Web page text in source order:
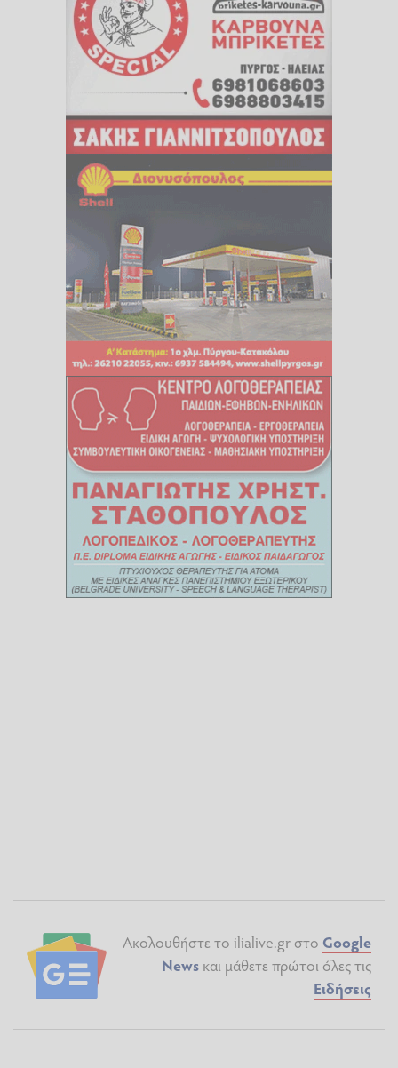
Ακολουθήστε το ilialive.gr στο Google
News και μάθετε πρώτοι όλες τις
Ειδήσεις